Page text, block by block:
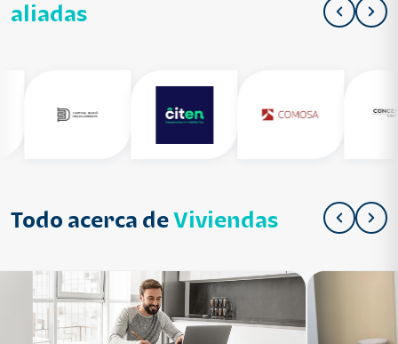
aliadas
Todo acerca deViviendas